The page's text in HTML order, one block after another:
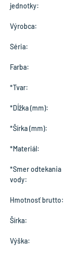
jednotky:
Výrobca:
Séria:
Farba:
*Tvar:
*Dĺžka (mm):
*Šírka (mm):
*Materiál:
*Smer odtekania
vody:
Hmotnosť brutto:
Šírka:
Výška: